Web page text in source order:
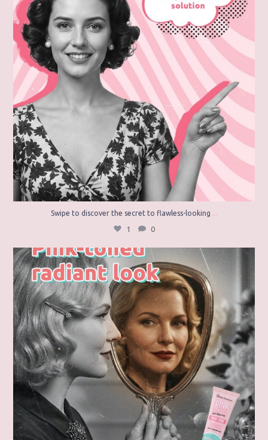
Swipe to discover the secret to flawless-looking
1
0
A fresh, pink-toned, and radiant look every time
3 0